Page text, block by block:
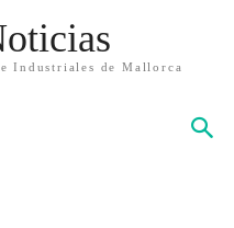
Industriales de Mallorca